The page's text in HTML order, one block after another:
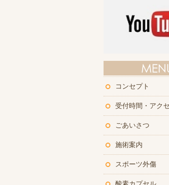
コンセプト
受付時間・アク
ごあいさつ
施術案内
スポーツ外傷